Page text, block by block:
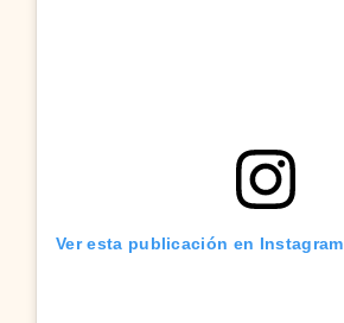
Ver esta publicación en Instagram